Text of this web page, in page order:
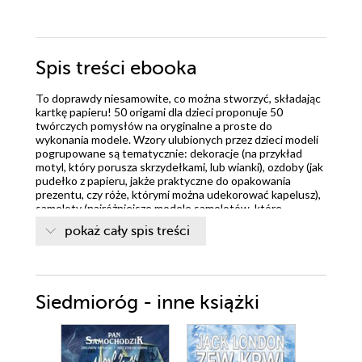
Spis treści ebooka
To doprawdy niesamowite, co można stworzyć, składając
kartkę papieru! 50 origami dla dzieci proponuje 50
twórczych pomysłów na oryginalne a proste do
wykonania modele. Wzory ulubionych przez dzieci modeli
pogrupowane są tematycznie: dekoracje (na przykład
motyl, który porusza skrzydełkami, lub wianki), ozdoby (jak
pudełko z papieru, jakże praktyczne do opakowania
prezentu, czy róże, którymi można udekorować kapelusz),
samoloty (najróżniejsze modele samolotów, które
wodna, która sama się napełnia), zwierzęta (na przykład
dwóch do czterech). Wzory przedstawione są w taki
rodziców: instrukcje napisane są w sposób klarowny i
rysunkami ilustrującymi etapy wykonania modeli.
Dodatkowo opis wykonania każdego modelu uwieńczono
pokaż cały spis treści
Siedmioróg - inne książki